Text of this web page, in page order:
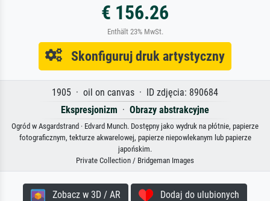
€ 156.26
Enthält 23% MwSt.
Skonfiguruj druk artystyczny
1905 · oil on canvas · ID zdjęcia: 890684
Ekspresjonizm · Obrazy abstrakcyjne
Ogród w Asgardstrand · Edvard Munch. Dostępny jako wydruk na płótnie, papierze
fotograficznym, tekturze akwarelowej, papierze niepowlekanym lub papierze
japońskim.
Private Collection / Bridgeman Images
Zobacz w 3D / AR Dodaj do ulubionych